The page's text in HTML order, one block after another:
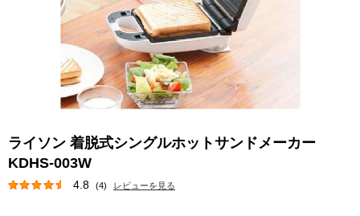
ライソン 着脱式シングルホットサンドメーカー
KDHS-003W
4.8 (4) レビューを見る